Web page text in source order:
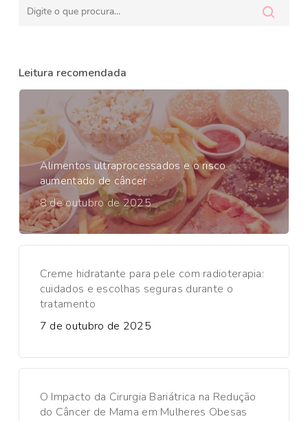
Leitura recomendada
Alimentos ultraprocessados e o risco
aumentado de câncer
8 de outubro de 2025
Creme hidratante para pele com radioterapia:
cuidados e escolhas seguras durante o
tratamento
7 de outubro de 2025
O Impacto da Cirurgia Bariátrica na Redução
do Câncer de Mama em Mulheres Obesas